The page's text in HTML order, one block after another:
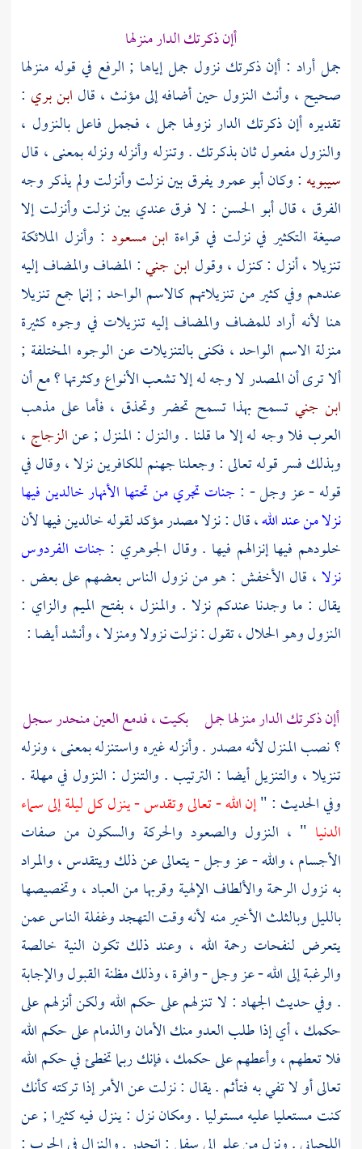
أإن ذكرتك الدار منزلها
جمل أراد : أإن ذكرتك نزول جمل إياها ; الرفع في قوله منزلها
صحيح ، وأنث النزول حين أضافه إلى مؤنث ، قال ابن بري :
تقديره أإن ذكرتك الدار نزولها جمل ، فجمل فاعل بالنزول ،
والنزول مفعول ثان بذكرتك . وتنزله وأنزله ونزله بمعنى ، قال
سيبويه : وكانأبو عمرويفرق بين نزلت وأنزلت ولم يذكر وجه
الفرق ، قالأبو الحسن : لا فرق عندي بين نزلت وأنزلت إلا
صيغة التكثير في نزلت في قراءة ابن مسعود : وأنزل الملائكة
تنزيلا ، أنزل : كنزل ، وقول ابن جني: المضاف والمضاف إليه
عندهم وفي كثير من تنزيلاتهم كالاسم الواحد ; إنما جمع تنزيلا
هنا لأنه أراد للمضاف والمضاف إليه تنزيلات في وجوه كثيرة
منزلة الاسم الواحد ، فكنى بالتنزيلات عن الوجوه المختلفة ;
ألا ترى أن المصدر لا وجه له إلا تشعب الأنواع وكثرتها ؟ مع أن
ابن جني تسمح بهذا تسمح تحضر وتحذق ، فأما على مذهب
العرب فلا وجه له إلا ما قلنا . والنزل : المنزل ; عنالزجاج ،
وبذلك فسر قوله تعالى : وجعلنا جهنم للكافرين نزلا ، وقال في
قوله - عز وجل - : جنات تجري من تحتها الأنهار خالدين فيها
نزلا من عند الله، قال : نزلا مصدر مؤكد لقوله خالدين فيها لأن
خلودهم فيها إنزالهم فيها . وقال الجوهري : جنات الفردوس
نزلا، قال الأخفش : هو من نزول الناس بعضهم على بعض .
يقال : ما وجدنا عندكم نزلا . والمنزل ، بفتح الميم والزاي :
النزول وهو الحلال ، تقول : نزلت نزولا ومنزلا ، وأنشد أيضا :
أإن ذكرتك الدار منزلها جمل بكيت ، فدمع العين منحدر سجل
؟ نصب المنزل لأنه مصدر . وأنزله غيره واستنزله بمعنى ، ونزله
تنزيلا ، والتنزيل أيضا : الترتيب . والتنزل : النزول في مهلة .
وفي الحديث : "إن الله - تعالى وتقدس - ينزل كل ليلة إلى سماء
الدنيا " ، النزول والصعود والحركة والسكون من صفات
الأجسام ، والله - عز وجل - يتعالى عن ذلك ويتقدس ، والمراد
به نزول الرحمة والألطاف الإلهية وقربها من العباد ، وتخصيصها
بالليل وبالثلث الأخير منه لأنه وقت التهجد وغفلة الناس عمن
يتعرض لنفحات رحمة الله ، وعند ذلك تكون النية خالصة
والرغبة إلى الله - عز وجل - وافرة ، وذلك مظنة القبول والإجابة
. وفي حديث الجهاد : لا تنزلهم على حكم الله ولكن أنزلهم على
حكمك ، أي إذا طلب العدو منك الأمان والذمام على حكم الله
فلا تعطهم ، وأعطهم على حكمك ، فإنك ربما تخطئ في حكم الله
تعالى أو لا تفي به فتأثم . يقال : نزلت عن الأمر إذا تركته كأنك
كنت مستعليا عليه مستوليا . ومكان نزل : ينزل فيه كثيرا ; عن